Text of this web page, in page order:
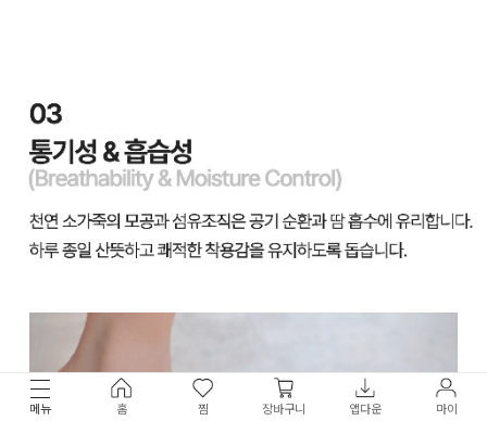
메뉴 홈 찜 장바구니 앱다운 마이